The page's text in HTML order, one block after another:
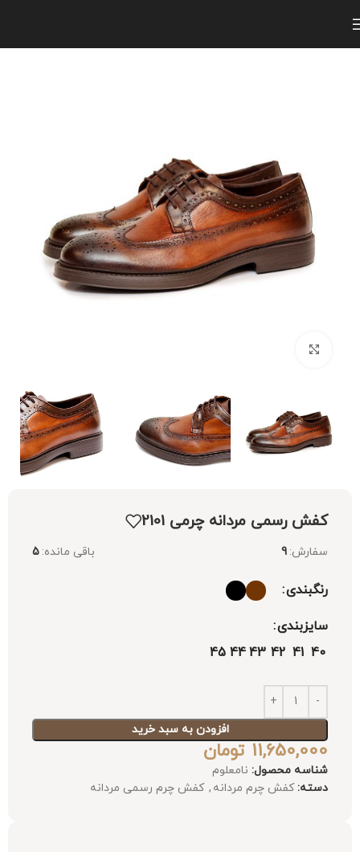
کفش رسمی مردانه چرمی 2101
سفارش: 9 باقی مانده: 5
رنگبندی
سایزبندی
40
41
42
43
44
45
افزودن به سبد خرید
11,650,000 تومان
شناسه محصول: نامعلوم
دسته: کفش چرم مردانه , کفش چرم رسمی مردانه